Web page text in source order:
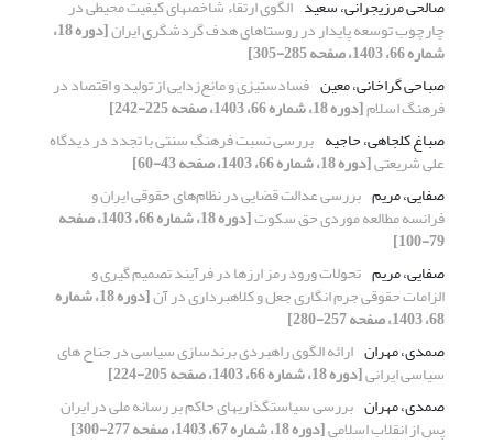
صالحی مرزیجرانی، سعید الگوی ارتقاء شاخصهای کیفیت محیطی در
چارچوب توسعه پایدار در روستاهای هدف گردشگری ایران [دوره 18،
شماره 66، 1403، صفحه 285-305]
صباحی گراخانی، معین فسادستیزی و مانع‌زدایی از تولید و اقتصاد در
فرهنگ اسلام[دوره 18، شماره 66، 1403، صفحه 225-242]
صباغ کلجاهی، حاجیه بررسی نسبت فرهنگِ سنتی با تجدد در دیدگاه
علی شریعتی[دوره 18، شماره 66، 1403، صفحه 43-60]
صفایی، مریم بررسی عدالت قضایی در نظام‌های حقوقی ایران و
فرانسه مطالعه موردی حق سکوت [دوره 18، شماره 66، 1403، صفحه
79-100]
صفایی، مریم تحولات ورود رمز ارزها در فرآیند تصمیم گیری و
الزامات حقوقی جرم انگاری جعل و کلاهبرداری در آن [دوره 18، شماره
68، 1403، صفحه 257-280]
صمدی، مهران ارائه الگوی راهبردی برندسازی سیاسی در جناح های
سیاسی ایرانی[دوره 18، شماره 66، 1403، صفحه 205-224]
صمدی، مهران بررسی سیاستگذاری‏های حاکم بر رسانه ملی در ایران
پس از انقلاب اسلامی[دوره 18، شماره 67، 1403، صفحه 277-300]